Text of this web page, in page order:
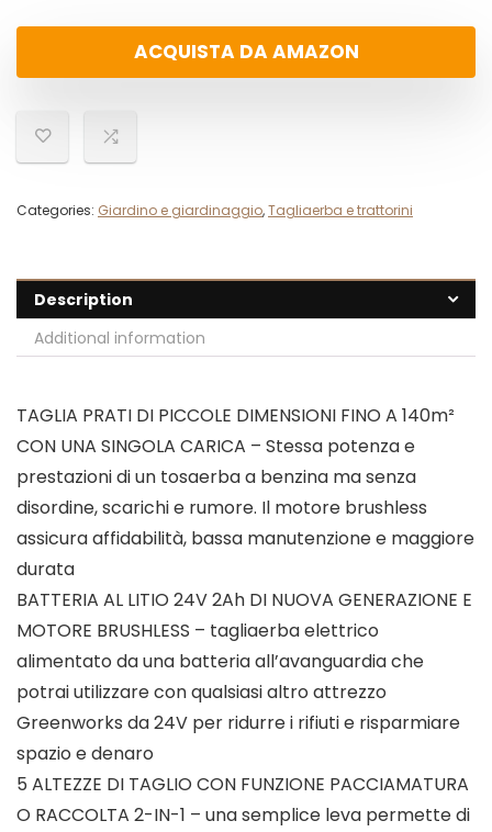
ACQUISTA DA AMAZON
Categories: Giardino e giardinaggio,Tagliaerba e trattorini
Description
Additional information
TAGLIA PRATI DI PICCOLE DIMENSIONI FINO A 140m²
CON UNA SINGOLA CARICA – Stessa potenza e
prestazioni di un tosaerba a benzina ma senza
disordine, scarichi e rumore. Il motore brushless
assicura affidabilità, bassa manutenzione e maggiore
durata
BATTERIA AL LITIO 24V 2Ah DI NUOVA GENERAZIONE E
MOTORE BRUSHLESS – tagliaerba elettrico
alimentato da una batteria all’avanguardia che
potrai utilizzare con qualsiasi altro attrezzo
Greenworks da 24V per ridurre i rifiuti e risparmiare
spazio e denaro
5 ALTEZZE DI TAGLIO CON FUNZIONE PACCIAMATURA
O RACCOLTA 2-IN-1 – una semplice leva permette di